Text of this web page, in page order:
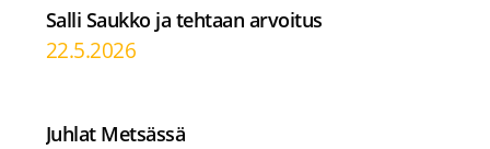
Salli Saukko ja tehtaan arvoitus
22.5.2026
Juhlat Metsässä